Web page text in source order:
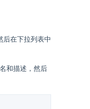
后在下拉列表中
和描述，然后